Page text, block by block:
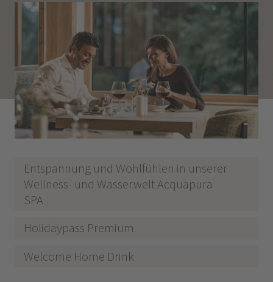
Entspannung und Wohlfühlen in unserer
Wellness- und Wasserwelt Acquapura
SPA
Holidaypass Premium
Welcome Home Drink